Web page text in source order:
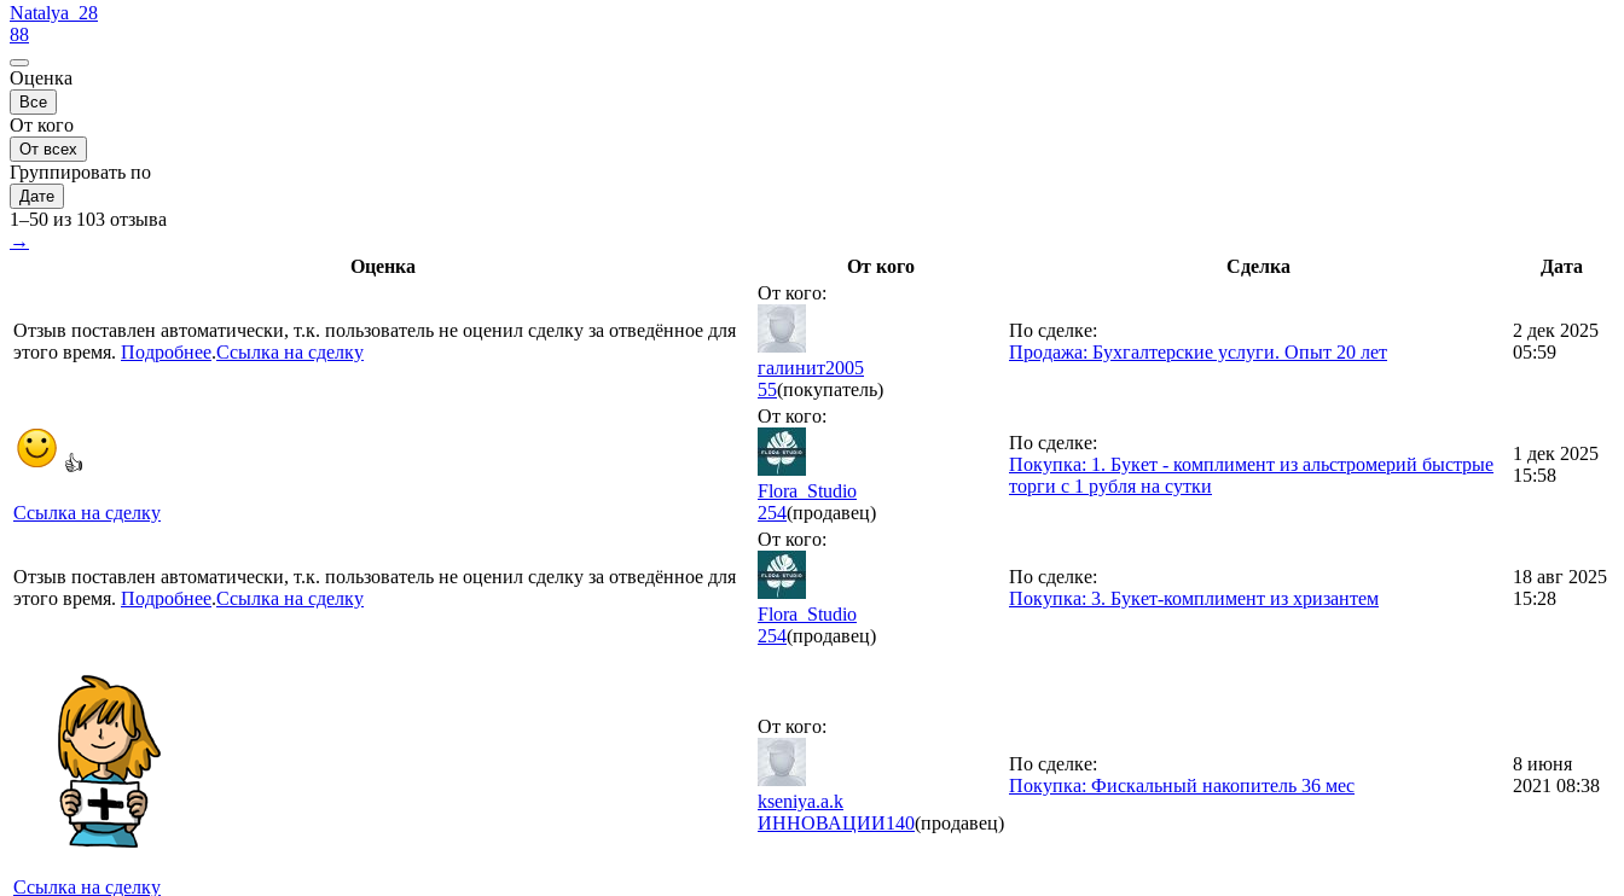
Natalya_28
88
Оценка
Все
От кого
От всех
Группировать по
Дате
1–50 из 103 отзыва
→
Оценка
От кого Сделка Дата
Отзыв поставлен автоматически, т.к. пользователь не оценил сделку за отведённое для
этого время. Подробнее.Ссылка на сделку
От кого:
галинит2005
55(покупатель)
По сделке:
Продажа: Бухгалтерские услуги. Опыт 20 лет
2 дек 2025
05:59
👍
Ссылка на сделку
От кого:
Flora_Studio
254(продавец)
По сделке:
Покупка: 1. Букет - комплимент из альстромерий быстрые
торги с 1 рубля на сутки
1 дек 2025
15:58
Отзыв поставлен автоматически, т.к. пользователь не оценил сделку за отведённое для
этого время. Подробнее.Ссылка на сделку
От кого:
Flora_Studio
254(продавец)
По сделке:
Покупка: 3. Букет-комплимент из хризантем
18 авг 2025
15:28
Ссылка на сделку
От кого:
kseniya.a.k
ИННОВАЦИИ140(продавец)
По сделке:
Покупка: Фискальный накопитель 36 мес
8 июня
2021 08:38